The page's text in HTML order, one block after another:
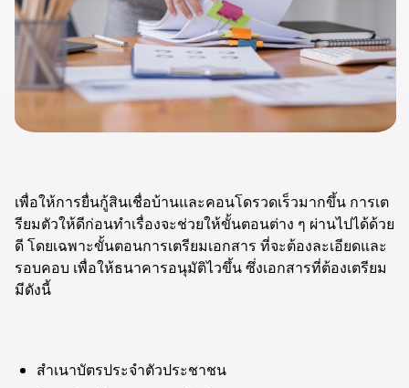
เพื่อให้การยื่นกู้สินเชื่อบ้านและคอนโดรวดเร็วมากขึ้น การเต
รียมตัวให้ดีก่อนทำเรื่องจะช่วยให้ขั้นตอนต่าง ๆ ผ่านไปได้ด้วย
ดี โดยเฉพาะขั้นตอนการเตรียมเอกสาร ที่จะต้องละเอียดและ
รอบคอบ เพื่อให้ธนาคารอนุมัติไวขึ้น ซึ่งเอกสารที่ต้องเตรียม
มีดังนี้
สำเนาบัตรประจำตัวประชาชน